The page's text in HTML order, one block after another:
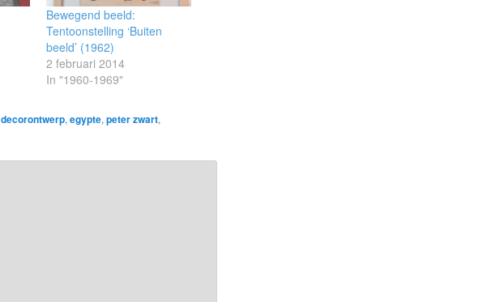
Bewegend beeld:
Tentoonstelling ‘Buiten
beeld’ (1962)
2 februari 2014
In "1960-1969"
decorontwerp, egypte, peter zwart,